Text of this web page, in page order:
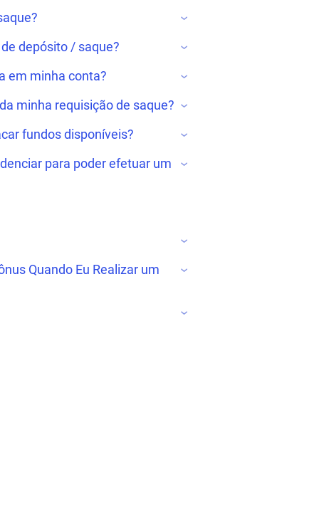
depósito / saque?
em minha conta?
minha requisição de saque?
fundos disponíveis?
para poder efetuar um
Quando Eu Realizar um